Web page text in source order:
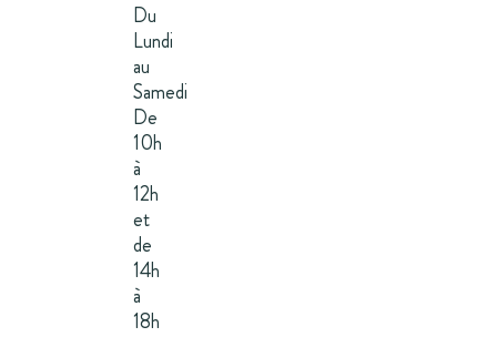
Du
Lundi
au
Samedi
De
10h
à
12h
et
de
14h
à
18h